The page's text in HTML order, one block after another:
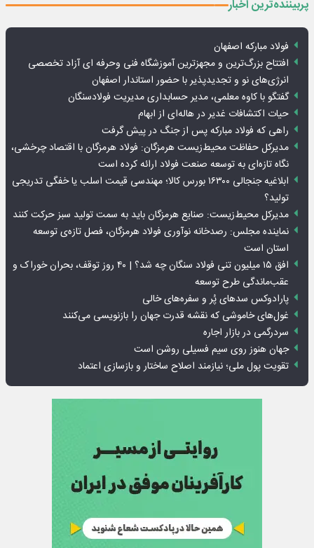
پربیننده‌ترین اخبار
فولاد مبارکه اصفهان
افتتاح بزرگ‌ترین و مجهزترین آموزشگاه فنی وحرفه ای آزاد تخصصی
انرژی‌های نو و تجدیدپذیر با حضور استاندار اصفهان
گفتگو با کاوه معلمی، مدیر حسابداری مدیریت فولادسنگان
حیات اکتشافات غدیر در هاله‌ای از ابهام
راهی که فولاد مبارکه پس از جنگ در پیش گرفت
مدیرکل حفاظت محیط‌زیست هرمزگان: فولاد هرمزگان با اقتصاد چرخشی،
نگاه تازه‌ای به توسعه صنعت فولاد ارائه کرده است
ابلاغیه جنجالی ۱۶۳۰۰ بورس کالا؛ مهندسی قیمت اسلب یا خفگی تدریجی
تولید؟
مدیرکل محیط‌زیست: صنایع هرمزگان باید به سمت تولید سبز حرکت کنند
نماینده مجلس: رصدخانه نوآوری فولاد هرمزگان، فصل تازه‌ی توسعه
استان است
افق ۱۵ میلیون تنی فولاد سنگان چه شد؟ | ۴۰ روز توقف، بحران خوراک و
عقب‌ماندگی طرح توسعه
پارادوکس سدهای پُر و سفره‌های خالی
غول‌های خاموشی که نقشه قدرت جهان را بازنویسی می‌کنند
سردرگمی در بازار اجاره
جهان هنوز روی سیم فسیلی روشن است
تقویت پول ملی؛ نیازمند اصلاح ساختار و بازسازی اعتماد